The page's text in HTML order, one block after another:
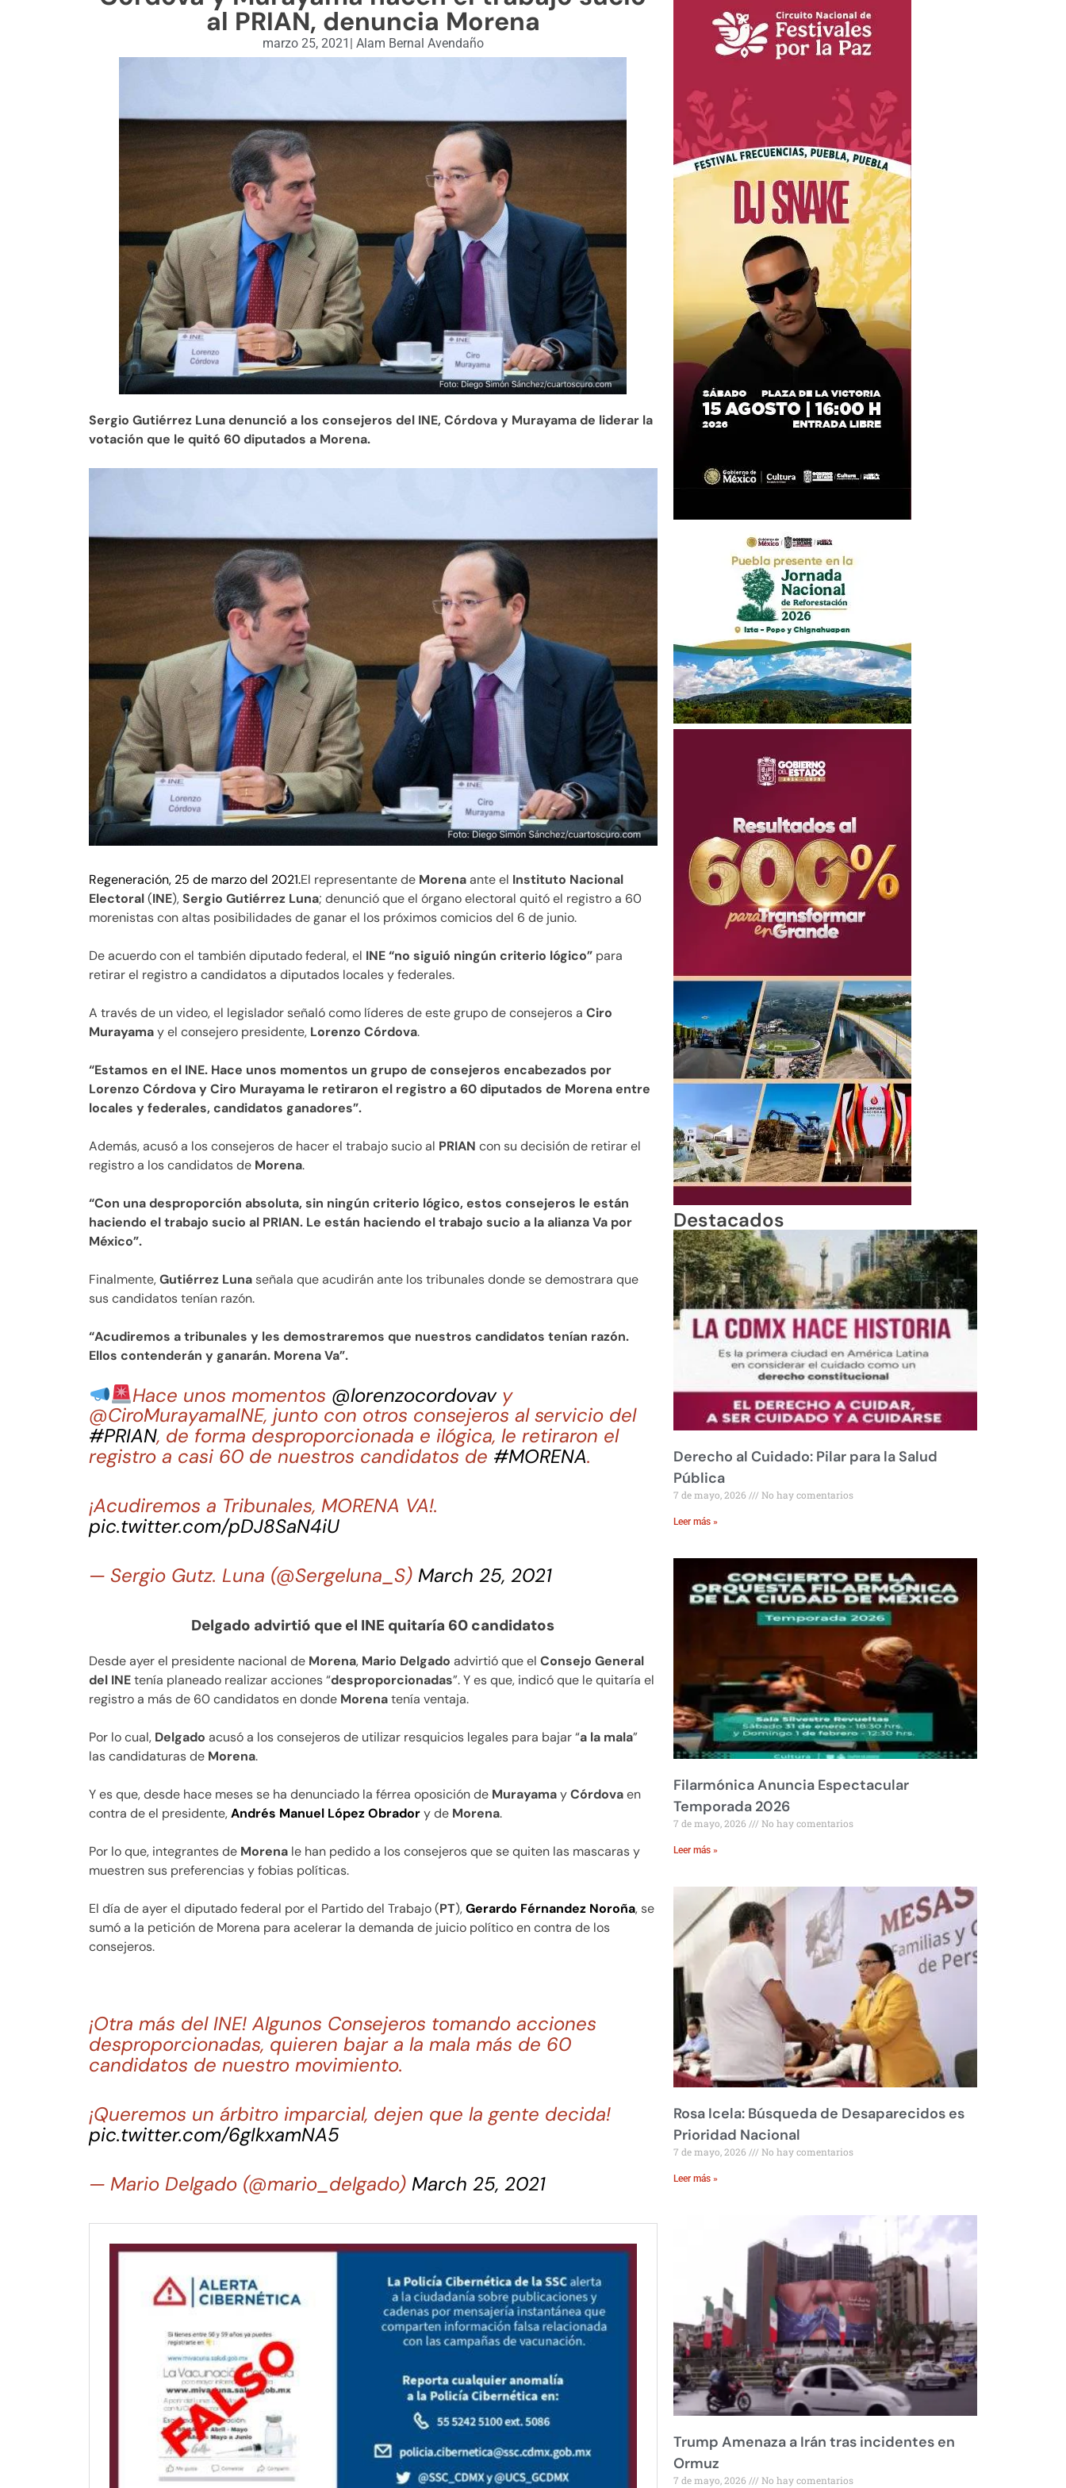
al PRIAN, denuncia Morena
marzo 25, 2021 Alam Bernal Avendaño
Sergio Gutiérrez Luna denunció a los consejeros del INE, Córdova y Murayama de liderar la
votación que le quitó 60 diputados a Morena.
Regeneración, 25 de marzo del 2021.El representante de Morenaante el Instituto Nacional
Electoral(INE),Sergio Gutiérrez Luna; denunció que el órgano electoral quitó el registro a 60
morenistas con altas posibilidades de ganar el los próximos comicios del 6 de junio.
De acuerdo con el también diputado federal, el INE“no siguió ningún criterio lógico” para
retirar el registro a candidatos a diputados locales y federales.
A través de un video, el legislador señaló como líderes de este grupo de consejeros a Ciro
Murayamay el consejero presidente, Lorenzo Córdova.
“Estamos en el INE. Hace unos momentos un grupo de consejeros encabezados por
Lorenzo Córdova y Ciro Murayama le retiraron el registro a 60 diputados de Morena entre
locales y federales, candidatos ganadores”.
Además, acusó a los consejeros de hacer el trabajo sucio al PRIAN con su decisión de retirar el
registro a los candidatos de Morena.
“Con una desproporción absoluta, sin ningún criterio lógico, estos consejeros le están
haciendo el trabajo sucio al PRIAN. Le están haciendo el trabajo sucio a la alianza Va por
México”.
Finalmente,Gutiérrez Lunaseñala que acudirán ante los tribunales donde se demostrara que
sus candidatos tenían razón.
“Acudiremos a tribunales y les demostraremos que nuestros candidatos tenían razón.
Ellos contenderán y ganarán. Morena Va”.
Hace unos momentos @lorenzocordovavy
@CiroMurayamaINE, junto con otros consejeros al servicio del
#PRIAN, de forma desproporcionada e ilógica, le retiraron el
registro a casi 60 de nuestros candidatos de #MORENA.
¡Acudiremos a Tribunales, MORENA VA!.
pic.twitter.com/pDJ8SaN4iU
— Sergio Gutz. Luna (@Sergeluna_S) March 25, 2021
Delgado advirtió que el INE quitaría 60 candidatos
Desde ayer el presidente nacional de Morena, Mario Delgado advirtió que el Consejo General
del INEtenía planeado realizar acciones “desproporcionadas”. Y es que, indicó que le quitaría el
registro a más de 60 candidatos en donde Morenatenía ventaja.
Por lo cual, Delgado acusó a los consejeros de utilizar resquicios legales para bajar “a la mala”
las candidaturas de Morena.
Y es que, desde hace meses se ha denunciado la férrea oposición de MurayamayCórdovaen
contra de el presidente,Andrés Manuel López Obradory de Morena.
Por lo que, integrantes de Morena le han pedido a los consejeros que se quiten las mascaras y
muestren sus preferencias y fobias políticas.
El día de ayer el diputado federal por el Partido del Trabajo (PT),Gerardo Férnandez Noroña, se
sumó a la petición de Morena para acelerar la demanda de juicio político en contra de los
consejeros.
¡Otra más del INE! Algunos Consejeros tomando acciones
desproporcionadas, quieren bajar a la mala más de 60
candidatos de nuestro movimiento.
¡Queremos un árbitro imparcial, dejen que la gente decida!
pic.twitter.com/6gIkxamNA5
— Mario Delgado (@mario_delgado) March 25, 2021
Destacados
Derecho al Cuidado: Pilar para la Salud
Pública
7 de mayo, 2026 No hay comentarios
Leer más »
Filarmónica Anuncia Espectacular
Temporada 2026
7 de mayo, 2026 No hay comentarios
Leer más »
Rosa Icela: Búsqueda de Desaparecidos es
Prioridad Nacional
7 de mayo, 2026 No hay comentarios
Leer más »
Trump Amenaza a Irán tras incidentes en
Ormuz
7 de mayo, 2026 No hay comentarios